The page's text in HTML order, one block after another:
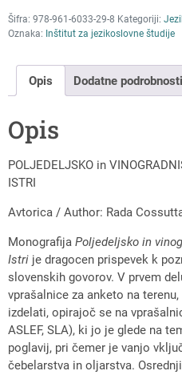
Šifra: 978-961-6033-29-8 Kategoriji:
Oznaka: Inštitut za jezikoslovne študije
Opis Dodatne podrobnosti
Opis
POLJEDELJSKO in
ISTRI
Avtorica / Author: Rada
Monografija Poljedeljsko in
Istri je dragocen prispevek k
slovenskih govorov. V prvem
vprašalnice za anketo na
izdelati, opirajoč se na
ASLEF, SLA), ki jo je glede na
poglavij, pri čemer je vanjo
čebelarstva in oljarstva.